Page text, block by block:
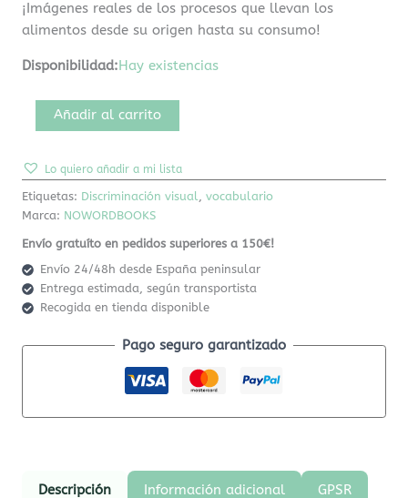
¡Imágenes reales de los procesos que llevan los
alimentos desde su origen hasta su consumo!
Disponibilidad:Hay existencias
Añadir al carrito
Lo quiero añadir a mi lista
Etiquetas: Discriminación visual ,vocabulario
Marca: NOWORDBOOKS
Envío gratuíto en pedidos superiores a 150€!
Envío 24/48h desde España peninsular
Entrega estimada, según transportista
Recogida en tienda disponible
Pago seguro garantizado
Descripción Información adicional GPSR